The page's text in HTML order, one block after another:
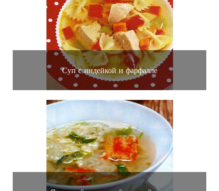
Суп с индейкой и фарфалле